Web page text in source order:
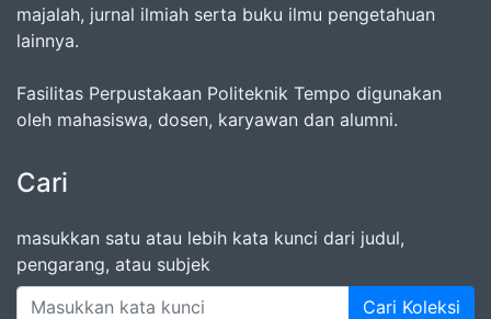
majalah, jurnal ilmiah serta buku ilmu pengetahuan
lainnya.
Fasilitas Perpustakaan Politeknik Tempo digunakan
oleh mahasiswa, dosen, karyawan dan alumni.
Cari
masukkan satu atau lebih kata kunci dari judul,
pengarang, atau subjek
Cari Koleksi